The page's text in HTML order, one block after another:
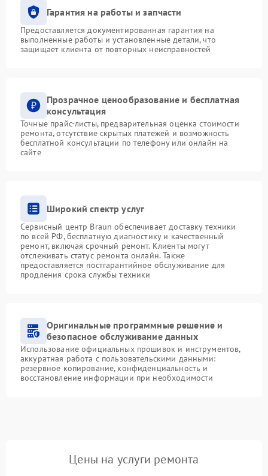
Гарантия на работы и запчасти
Предоставляется документированная гарантия на
выполненные работы и установленные детали, что
защищает клиента от повторных неисправностей
Прозрачное ценообразование и бесплатная
консультация
Точные прайс-листы, предварительная оценка стоимости
ремонта, отсутствие скрытых платежей и возможность
бесплатной консультации по телефону или онлайн на
сайте
Широкий спектр услуг
Сервисный центр Braun обеспечивает доставку техники
по всей РФ, бесплатную диагностику и качественный
ремонт, включая срочный ремонт. Клиенты могут
отслеживать статус ремонта онлайн. Также
предоставляется постгарантийное обслуживание для
продления срока службы техники
Оригинальные программные решение и
безопасное обслуживание данных
Использование официальных прошивок и инструментов,
аккуратная работа с пользовательскими данными:
резервное копирование, конфиденциальность и
восстановление информации при необходимости
Цены на услуги ремонта